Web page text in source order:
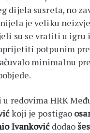
dijela susreta, no
je veliku
su se vratiti u igru
potpunim
minimalnu
redovima HRK
koji je postigao
Ivankovićdodao